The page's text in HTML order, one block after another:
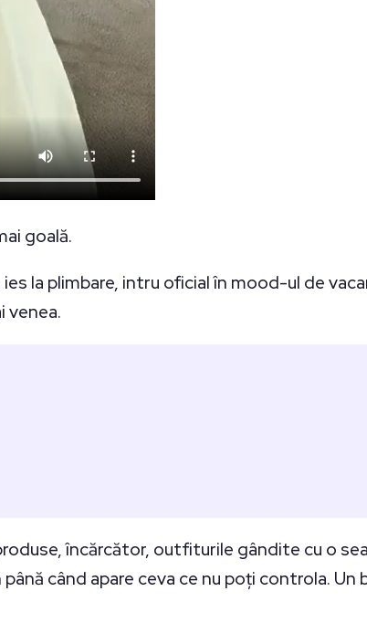
goală.
la plimbare, intru oficial în mood-ul de
venea.
încărcător, outfiturile gândite cu o
când apare ceva ce nu poți controla.